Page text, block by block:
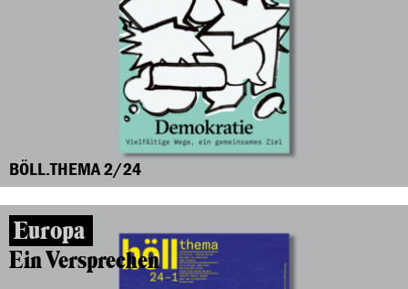
BÖLL.THEMA 2/24
Europa
Ein Versprechen